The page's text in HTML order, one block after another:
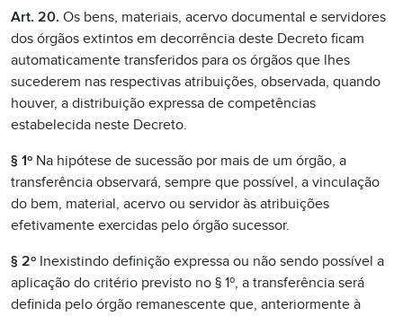
Art. 20. Os bens, materiais, acervo documental e servidores
dos órgãos extintos em decorrência deste Decreto ficam
automaticamente transferidos para os órgãos que lhes
sucederem nas respectivas atribuições, observada, quando
houver, a distribuição expressa de competências
estabelecida neste Decreto.
§ 1º Na hipótese de sucessão por mais de um órgão, a
transferência observará, sempre que possível, a vinculação
do bem, material, acervo ou servidor às atribuições
efetivamente exercidas pelo órgão sucessor.
§ 2º Inexistindo definição expressa ou não sendo possível a
aplicação do critério previsto no § 1º, a transferência será
definida pelo órgão remanescente que, anteriormente à